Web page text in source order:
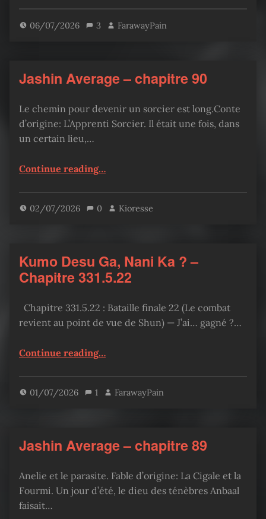
06/07/2026 3 FarawayPain
Jashin Average – chapitre 90
Le chemin pour devenir un sorcier est long.Conte
d’origine: L’Apprenti Sorcier. Il était une fois, dans
un certain lieu,…
Continue reading…
02/07/2026 0 Kioresse
Kumo Desu Ga, Nani Ka ? –
Chapitre 331.5.22
Chapitre 331.5.22 : Bataille finale 22 (Le combat
revient au point de vue de Shun) — J’ai… gagné ?…
Continue reading“Kumo Desu Ga, Nani Ka ? – Chapitre 331.5.22”
…
01/07/2026 1 FarawayPain
Jashin Average – chapitre 89
Anelie et le parasite. Fable d’origine: La Cigale et la
Fourmi. Un jour d’été, le dieu des ténèbres Anbaal
faisait…